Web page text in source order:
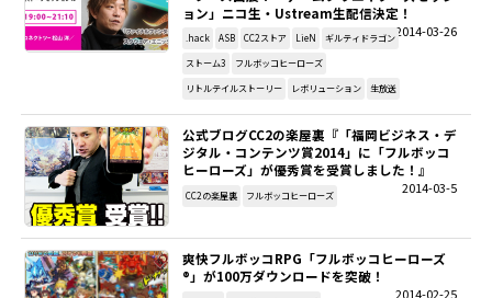
ョン」ニコ生・Ustream生配信決定！
2014-03-26
.hack ASB CC2ストア LieN ギルティドラゴン
ストーム3 フルボッコヒーローズ
リトルテイルストーリー レボリューション 生放送
公式ブログCC2の楽屋裏『「福岡ビジネス・デ
ジタル・コンテンツ賞2014」に「フルボッコ
ヒーローズ」が優秀賞を受賞しました！』
2014-03-5
CC2の楽屋裏 フルボッコヒーローズ
爽快フルボッコRPG「フルボッコヒーローズ
®」が100万ダウンロードを突破！
2014-02-25